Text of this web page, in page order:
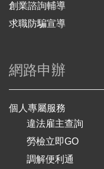
創業諮詢輔導
求職防騙宣導
網路申辦
個人專屬服務
違法雇主查詢
勞檢立即GO
調解便利通